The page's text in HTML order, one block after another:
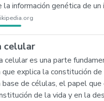
información genética de un
celular
celular es una parte
que explica la constitución
base de células, el papel
de la vida y en la